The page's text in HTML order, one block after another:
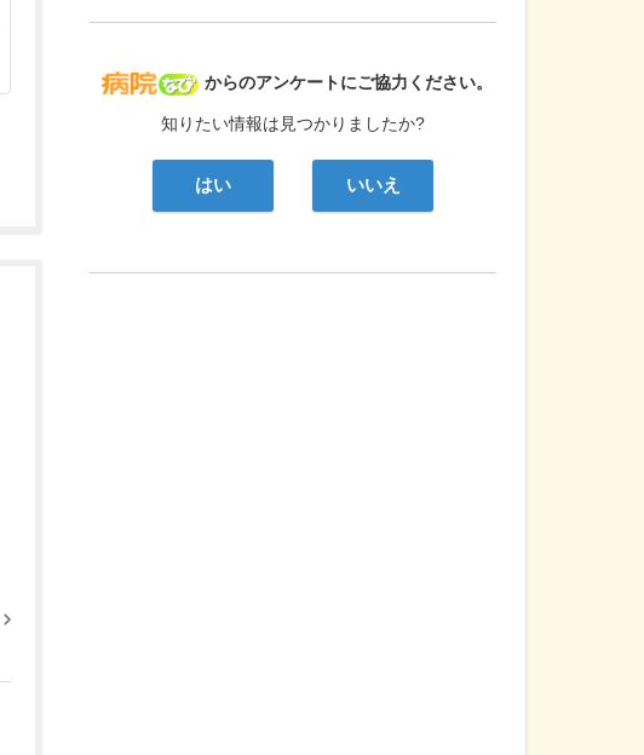
病院なび
からのアンケートにご協力ください。
知りたい情報は見つかりましたか?
はい いいえ